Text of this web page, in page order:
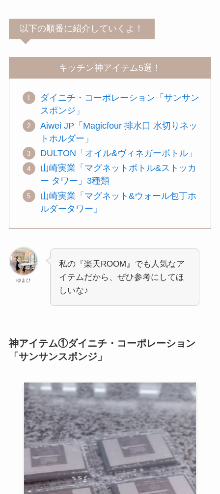
以下の順番に紹介していくよ！
キッチン神アイテム5選！
ダイニチ・コーポレーション「サンサン
スポンジ」
Aiwei JP「Magicfour 排水口 水切りネッ
トホルダー」
DULTON「オイル&ヴィネガーボトル」
山崎実業「マグネットボトル&ストッカ
ー タワー」3種類
山崎実業「マグネット&ウォール包丁ホ
ルダータワー」
ゆまひ
私の『楽天ROOM』でも人気なア
イテムだから、ぜひ参考にしてほ
しいな♪
神アイテム①ダイニチ・コーポレーション
「サンサンスポンジ」